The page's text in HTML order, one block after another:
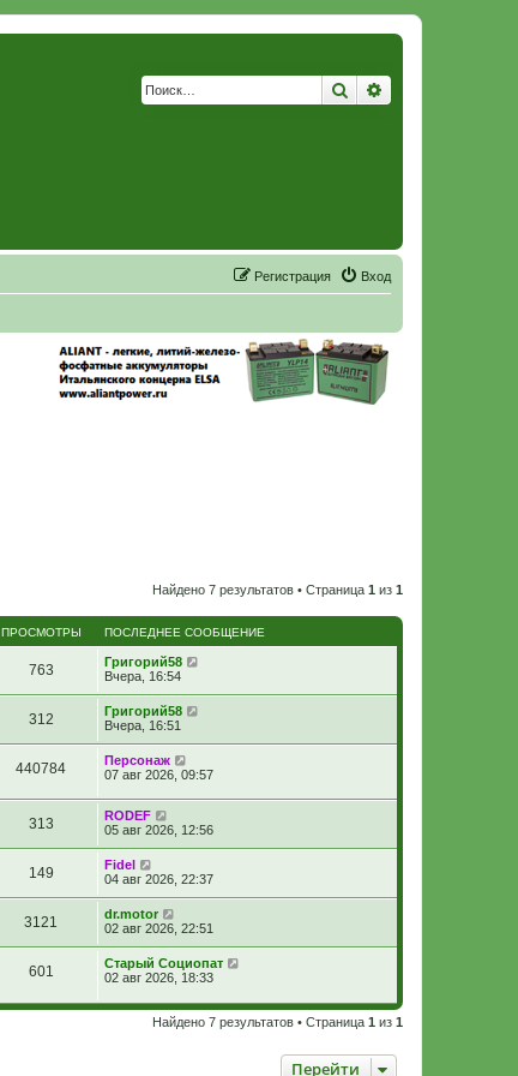
Поиск
Вход
Регистрация
Найдено 7 результатов • Страница 1 из 1
ПРОСМОТРЫ ПОСЛЕДНЕЕ СООБЩЕНИЕ
763
Григорий58
Вчера, 16:54
312
Григорий58
Вчера, 16:51
440784
Персонаж
07 авг 2026, 09:57
313
RODEF
05 авг 2026, 12:56
149
Fidel
04 авг 2026, 22:37
3121
dr.motor
02 авг 2026, 22:51
601
Старый Социопат
02 авг 2026, 18:33
Найдено 7 результатов • Страница 1 из 1
Перейти